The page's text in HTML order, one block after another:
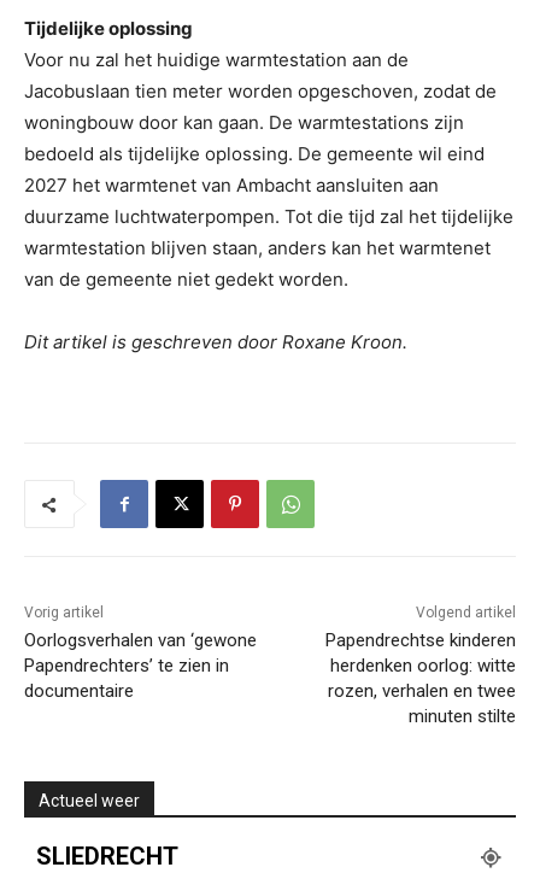
Tijdelijke oplossing
Voor nu zal het huidige warmtestation aan de
Jacobuslaan tien meter worden opgeschoven, zodat de
woningbouw door kan gaan. De warmtestations zijn
bedoeld als tijdelijke oplossing. De gemeente wil eind
2027 het warmtenet van Ambacht aansluiten aan
duurzame luchtwaterpompen. Tot die tijd zal het tijdelijke
warmtestation blijven staan, anders kan het warmtenet
van de gemeente niet gedekt worden.
Dit artikel is geschreven door Roxane Kroon.
Vorig artikel
Oorlogsverhalen van ‘gewone
Papendrechters’ te zien in
documentaire
Volgend artikel
Papendrechtse kinderen
herdenken oorlog: witte
rozen, verhalen en twee
minuten stilte
Actueel weer
SLIEDRECHT